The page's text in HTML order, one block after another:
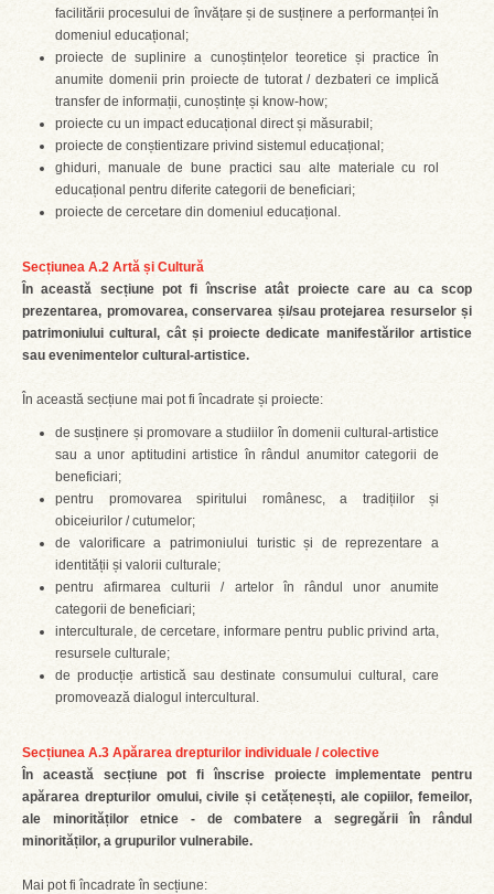
facilitării procesului de învățare și de susținere a performanței în
domeniul educațional;
proiecte de suplinire a cunoștințelor teoretice și practice în
anumite domenii prin proiecte de tutorat / dezbateri ce implică
transfer de informații, cunoștințe și know-how;
proiecte cu un impact educațional direct și măsurabil;
proiecte de conștientizare privind sistemul educațional;
ghiduri, manuale de bune practici sau alte materiale cu rol
educațional pentru diferite categorii de beneficiari;
proiecte de cercetare din domeniul educațional.
Secțiunea A.2 Artă și Cultură
În această secțiune pot fi înscrise atât proiecte care au ca scop
prezentarea, promovarea, conservarea și/sau protejarea resurselor și
patrimoniului cultural, cât și proiecte dedicate manifestărilor artistice
sau evenimentelor cultural-artistice.
În această secțiune mai pot fi încadrate și proiecte:
de susținere și promovare a studiilor în domenii cultural-artistice
sau a unor aptitudini artistice în rândul anumitor categorii de
beneficiari;
pentru promovarea spiritului românesc, a tradițiilor și
obiceiurilor / cutumelor;
de valorificare a patrimoniului turistic și de reprezentare a
identității și valorii culturale;
pentru afirmarea culturii / artelor în rândul unor anumite
categorii de beneficiari;
interculturale, de cercetare, informare pentru public privind arta,
resursele culturale;
de producție artistică sau destinate consumului cultural, care
promovează dialogul intercultural.
Secțiunea A.3 Apărarea drepturilor individuale / colective
În această secțiune pot fi înscrise proiecte implementate pentru
apărarea drepturilor omului, civile și cetățenești, ale copiilor, femeilor,
ale minorităților etnice - de combatere a segregării în rândul
minorităților, a grupurilor vulnerabile.
Mai pot fi încadrate în secțiune: